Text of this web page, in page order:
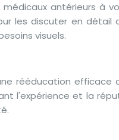
antérieurs à
les discuter en
visuels.
rééducation efficace
l'expérience et la